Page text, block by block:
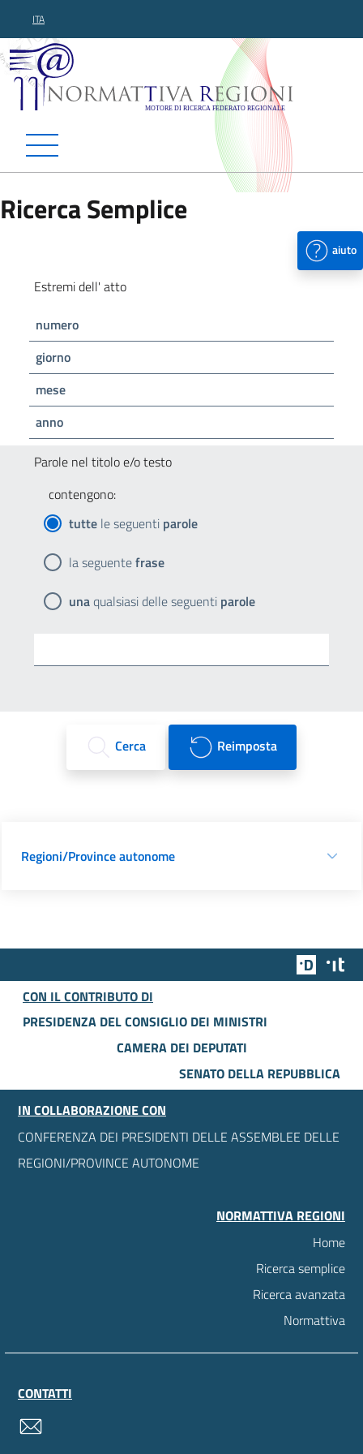
ITA
Normattiva Regioni -
Ricerca Semplice
aiuto
Estremi dell' atto
numero
giorno
mese
anno
Parole nel titolo e/o testo
contengono:
tutte le seguenti parole
la seguentefrase
unaqualsiasi delle seguenti parole
Cerca Reimposta
Regioni/Province autonome
Team
CON IL CONTRIBUTO DI
PRESIDENZA DEL CONSIGLIO DEI MINISTRI
CAMERA DEI DEPUTATI
SENATO DELLA REPUBBLICA
IN COLLABORAZIONE CON
CONFERENZA DEI PRESIDENTI DELLE ASSEMBLEE DELLE
REGIONI/PROVINCE AUTONOME
NORMATTIVA REGIONI
Home
Ricerca semplice
Ricerca avanzata
Normattiva
CONTATTI